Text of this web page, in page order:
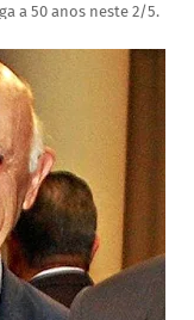
a 50 anos neste 2/5.